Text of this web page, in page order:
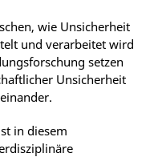
wie Unsicherheit
und verarbeitet wird
setzen
Unsicherheit
in diesem